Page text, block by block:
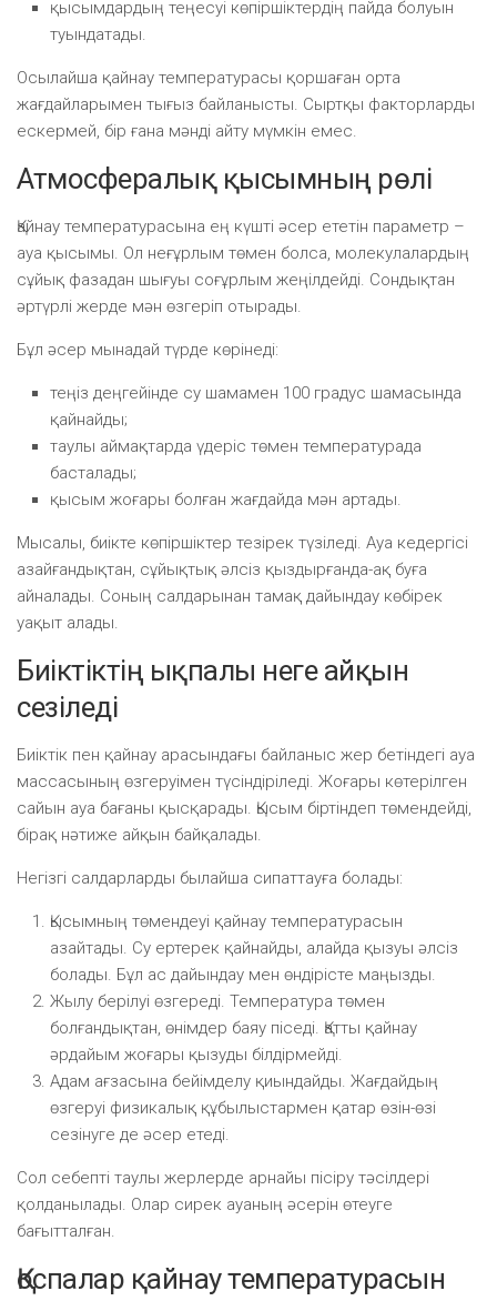
қысымдардың теңесуі көпіршіктердің пайда болуын
туындатады.
Осылайша қайнау температурасы қоршаған орта
жағдайларымен тығыз байланысты. Сыртқы факторларды
ескермей, бір ғана мәнді айту мүмкін емес.
Атмосфералық қысымның рөлі
Қайнау температурасына ең күшті әсер ететін параметр –
ауа қысымы. Ол неғұрлым төмен болса, молекулалардың
сұйық фазадан шығуы соғұрлым жеңілдейді. Сондықтан
әртүрлі жерде мән өзгеріп отырады.
Бұл әсер мынадай түрде көрінеді:
теңіз деңгейінде су шамамен 100 градус шамасында
қайнайды;
таулы аймақтарда үдеріс төмен температурада
басталады;
қысым жоғары болған жағдайда мән артады.
Мысалы, биікте көпіршіктер тезірек түзіледі. Ауа кедергісі
азайғандықтан, сұйықтық әлсіз қыздырғанда-ақ буға
айналады. Соның салдарынан тамақ дайындау көбірек
уақыт алады.
Биіктіктің ықпалы неге айқын
сезіледі
Биіктік пен қайнау арасындағы байланыс жер бетіндегі ауа
массасының өзгеруімен түсіндіріледі. Жоғары көтерілген
сайын ауа бағаны қысқарады. Қысым біртіндеп төмендейді,
бірақ нәтиже айқын байқалады.
Негізгі салдарларды былайша сипаттауға болады:
Қысымның төмендеуі қайнау температурасын
азайтады. Су ертерек қайнайды, алайда қызуы әлсіз
болады. Бұл ас дайындау мен өндірісте маңызды.
Жылу берілуі өзгереді. Температура төмен
болғандықтан, өнімдер баяу піседі. Қатты қайнау
әрдайым жоғары қызуды білдірмейді.
Адам ағзасына бейімделу қиындайды. Жағдайдың
өзгеруі физикалық құбылыстармен қатар өзін-өзі
сезінуге де әсер етеді.
Сол себепті таулы жерлерде арнайы пісіру тәсілдері
қолданылады. Олар сирек ауаның әсерін өтеуге
бағытталған.
Қоспалар қайнау температурасын